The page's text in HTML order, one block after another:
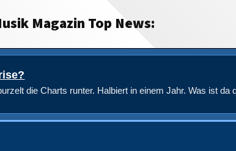
Magazin Top News:
die Charts runter. Halbiert in einem Jahr. Was ist da